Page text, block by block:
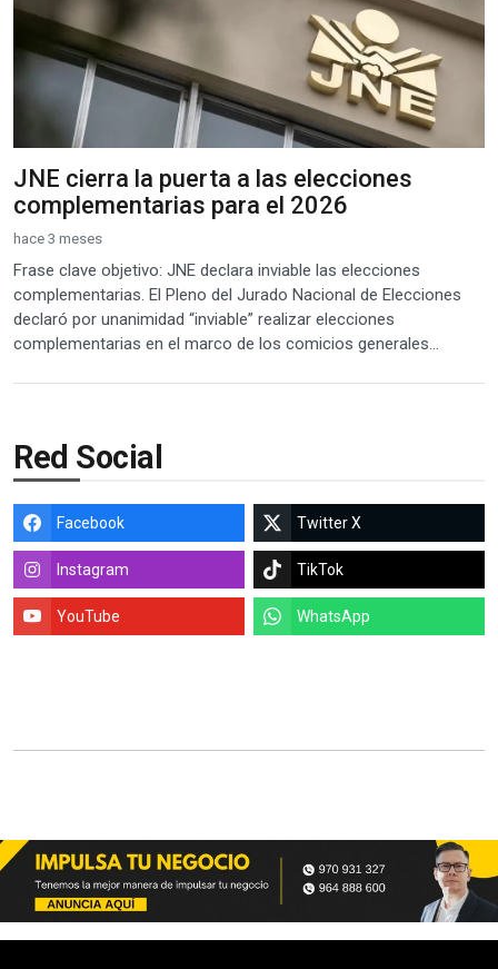
JNE cierra la puerta a las elecciones
complementarias para el 2026
hace 3 meses
Frase clave objetivo: JNE declara inviable las elecciones
complementarias. El Pleno del Jurado Nacional de Elecciones
declaró por unanimidad “inviable” realizar elecciones
complementarias en el marco de los comicios generales...
Red Social
Facebook Twitter X
Instagram TikTok
YouTube WhatsApp